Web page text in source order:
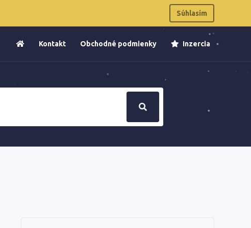
Súhlasím
Kontakt Obchodné podmienky Inzercia